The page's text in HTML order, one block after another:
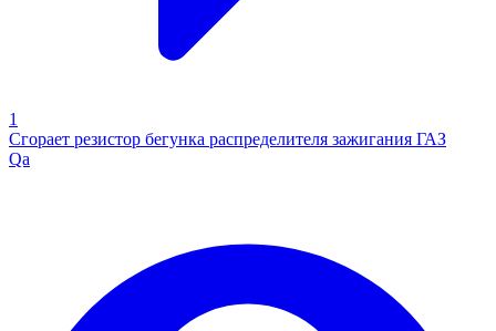
1
Сгорает резистор бегунка распределителя зажигания ГАЗ
Qa